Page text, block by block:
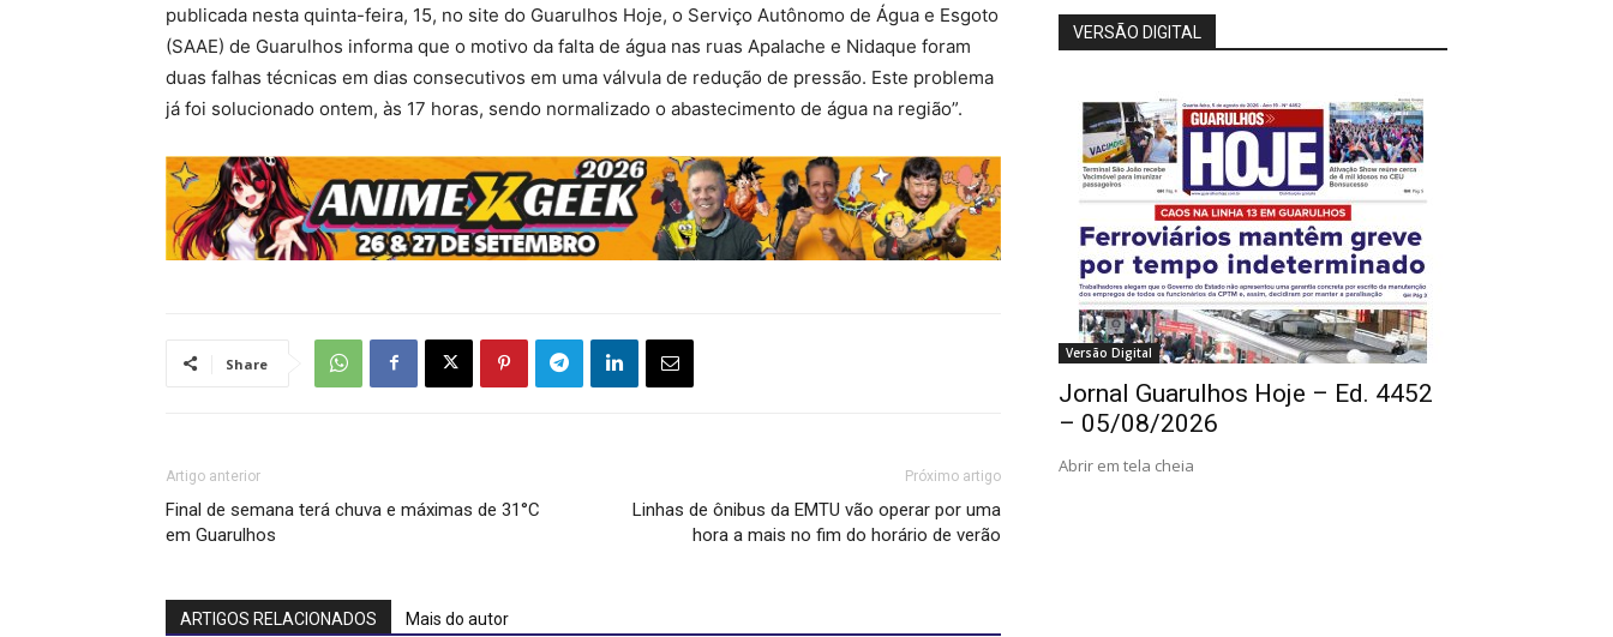
publicada nesta quinta-feira, 15, no site do Guarulhos Hoje, o Serviço Autônomo de Água e Esgoto
(SAAE) de Guarulhos informa que o motivo da falta de água nas ruas Apalache e Nidaque foram
duas falhas técnicas em dias consecutivos em uma válvula de redução de pressão. Este problema
já foi solucionado ontem, às 17 horas, sendo normalizado o abastecimento de água na região”.
Share
Artigo anterior
Final de semana terá chuva e máximas de 31°C
em Guarulhos
Próximo artigo
Linhas de ônibus da EMTU vão operar por uma
hora a mais no fim do horário de verão
ARTIGOS RELACIONADOS Mais do autor
VERSÃO DIGITAL
Versão Digital
Jornal Guarulhos Hoje – Ed. 4452
– 05/08/2026
Abrir em tela cheia